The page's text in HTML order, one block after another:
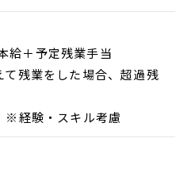
給＋予定残業手当
て残業をした場合、超過残
※経験・スキル考慮